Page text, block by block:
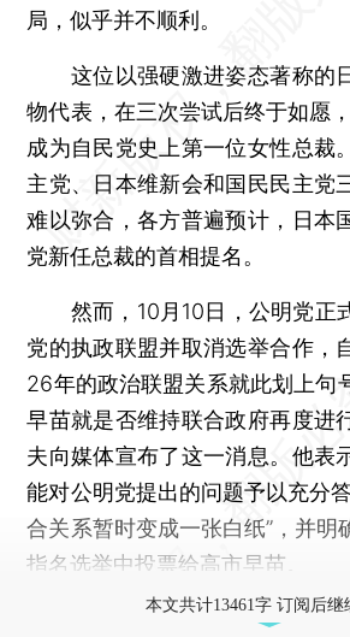
局，似乎并不顺利。
这位以强硬激进姿态著称的
物代表，在三次尝试后终于如愿
成为自民党史上第一位女性总裁
主党、日本维新会和国民民主党
难以弥合，各方普遍预计，日本
党新任总裁的首相提名。
然而，10月10日，公明党正
党的执政联盟并取消选举合作，
26年的政治联盟关系就此划上句
早苗就是否维持联合政府再度进
夫向媒体宣布了这一消息。他表
能对公明党提出的问题予以充分
合关系暂时变成一张白纸”，并明
指名选举中投票给高市早苗。
本文共计13461字 订阅后继